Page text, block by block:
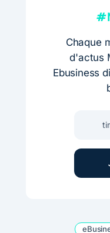
Chaque
d'actus
Ebusiness